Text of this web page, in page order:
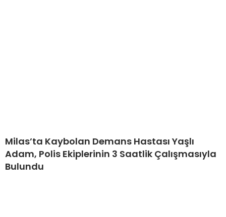
Milas’ta Kaybolan Demans Hastası Yaşlı
Adam, Polis Ekiplerinin 3 Saatlik Çalışmasıyla
Bulundu